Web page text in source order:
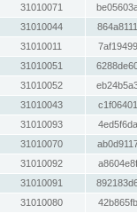
31010071
31010044
31010011
31010051
31010052
31010043
31010093
31010070
31010092
31010091
31010080